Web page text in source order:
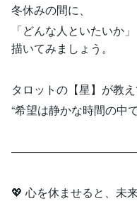
冬休みの間に、
「どんな人といたいか
描いてみましょう。
タロットの【星】が教え
“希望は静かな時間の中
💖 心を休ませると、未